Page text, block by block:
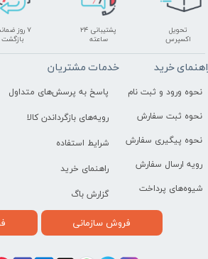
تحویل
اکسپرس
پشتیبانی ۲۴
ساعته
۷ روز
بازگشت
خرید
نحوه ورود و ثبت نام
نحوه ثبت سفارش
نحوه پیگیری سفارش
رویه ارسال سفارش
شیوه‌های پرداخت
خدمات مشتریان
پاسخ به پرسش‌های متداول
رویه‌های بازگرداندن کالا
شرایط استفاده
راهنمای خرید
گزارش باگ
فروش سازمانی